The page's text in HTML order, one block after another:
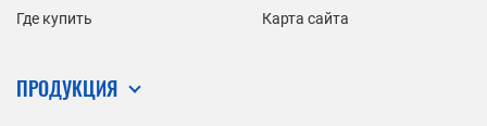
Где купить
Карта сайта
ПРОДУКЦИЯ